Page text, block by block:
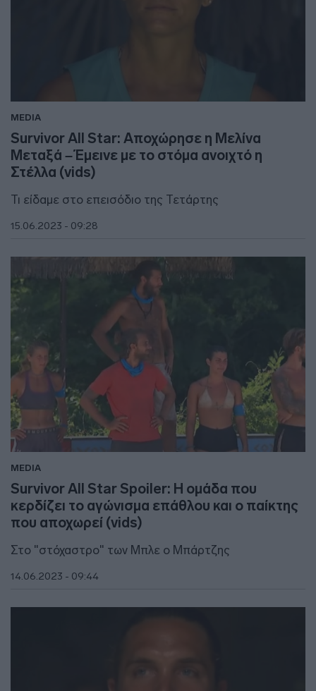
MEDIA
Survivor All Star: Αποχώρησε η Μελίνα
Μεταξά – Έμεινε με το στόμα ανοιχτό η
Στέλλα (vids)
Τι είδαμε στο επεισόδιο της Τετάρτης
15.06.2023 - 09:28
MEDIA
Survivor All Star Spoiler: Η ομάδα που
κερδίζει το αγώνισμα επάθλου και ο παίκτης
που αποχωρεί (vids)
Στο "στόχαστρο" των Μπλε ο Μπάρτζης
14.06.2023 - 09:44